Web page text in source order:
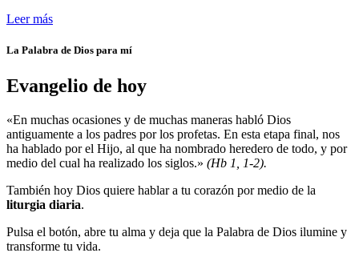
Leer más
La Palabra de Dios para mí
Evangelio de hoy
«En muchas ocasiones y de muchas maneras habló Dios
antiguamente a los padres por los profetas. En esta etapa final, nos
ha hablado por el Hijo, al que ha nombrado heredero de todo, y por
medio del cual ha realizado los siglos.» (Hb 1, 1-2).
También hoy Dios quiere hablar a tu corazón por medio de la
liturgia diaria.
Pulsa el botón, abre tu alma y deja que la Palabra de Dios ilumine y
transforme tu vida.